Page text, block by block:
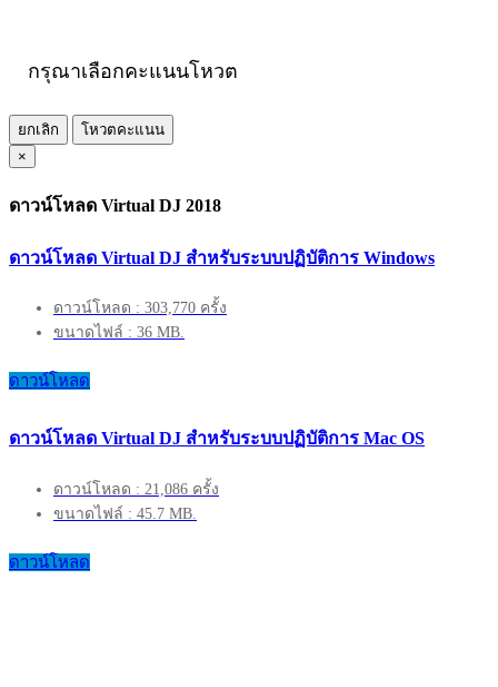
กรุณาเลือกคะแนนโหวต
ยกเลิก
โหวตคะแนน
×
ดาวน์โหลด Virtual DJ 2018
ดาวน์โหลด Virtual DJ สำหรับระบบปฏิบัติการ Windows
ดาวน์โหลด : 303,770 ครั้ง
ขนาดไฟล์ : 36 MB.
ดาวน์โหลด
ดาวน์โหลด Virtual DJ สำหรับระบบปฏิบัติการ Mac OS
ดาวน์โหลด : 21,086 ครั้ง
ขนาดไฟล์ : 45.7 MB.
ดาวน์โหลด